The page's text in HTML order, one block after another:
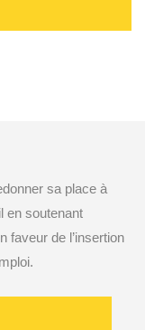
sa place à
en soutenant
faveur de l’insertion